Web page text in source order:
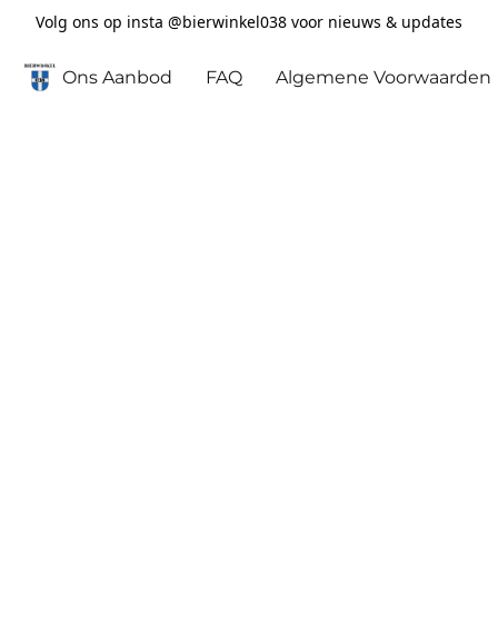
Volg ons op insta @bierwinkel038 voor nieuws & updates
Ons Aanbod FAQ Algemene Voorwaarden